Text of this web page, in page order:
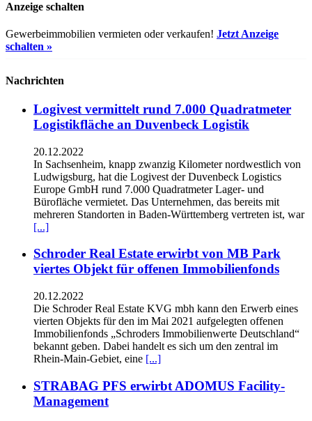
Anzeige schalten
Gewerbeimmobilien vermieten oder verkaufen! Jetzt Anzeige
schalten »
Nachrichten
Logivest vermittelt rund 7.000 Quadratmeter
Logistikfläche an Duvenbeck Logistik
20.12.2022
In Sachsenheim, knapp zwanzig Kilometer nordwestlich von
Ludwigsburg, hat die Logivest der Duvenbeck Logistics
Europe GmbH rund 7.000 Quadratmeter Lager- und
Bürofläche vermietet. Das Unternehmen, das bereits mit
mehreren Standorten in Baden-Württemberg vertreten ist, war
[...]
Schroder Real Estate erwirbt von MB Park
viertes Objekt für offenen Immobilienfonds
20.12.2022
Die Schroder Real Estate KVG mbh kann den Erwerb eines
vierten Objekts für den im Mai 2021 aufgelegten offenen
Immobilienfonds „Schroders Immobilienwerte Deutschland“
bekannt geben. Dabei handelt es sich um den zentral im
Rhein-Main-Gebiet, eine [...]
STRABAG PFS erwirbt ADOMUS Facility-
Management